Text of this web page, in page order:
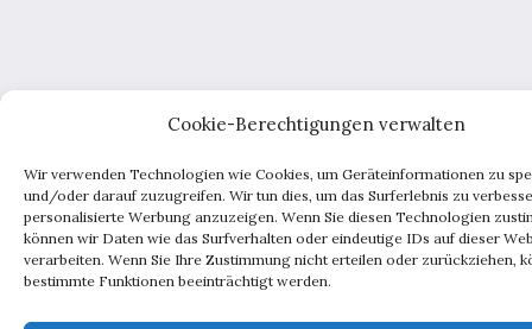
Cookie-Berechtigungen verwalten
Wir verwenden Technologien wie Cookies, um Geräteinformationen zu
und/oder darauf zuzugreifen. Wir tun dies, um das Surferlebnis zu
personalisierte Werbung anzuzeigen. Wenn Sie diesen Technologien
können wir Daten wie das Surfverhalten oder eindeutige IDs auf dieser
verarbeiten. Wenn Sie Ihre Zustimmung nicht erteilen oder zurückziehen,
bestimmte Funktionen beeinträchtigt werden.